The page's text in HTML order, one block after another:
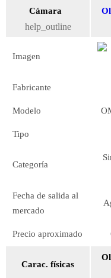
Cámara
help_outline
Imagen
Fabricante
Modelo
Tipo
Categoría
Fecha de salida al
mercado
Precio aproximado
Carac. físicas